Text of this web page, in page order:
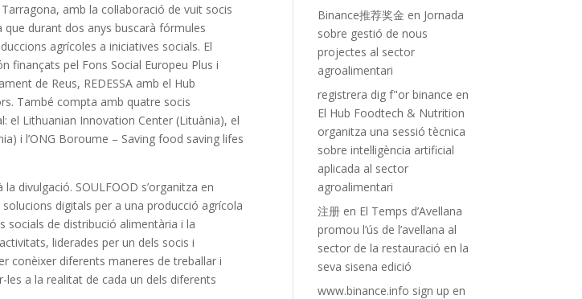
amb la col·laboració de vuit socis
durant dos anys buscarà fórmules
agrícoles a iniciatives socials. El
finançats pel Fons Social Europeu Plus i
de Reus, REDESSA amb el Hub
També compta amb quatre socis
el Lithuanian Innovation Center (Lituània), el
i l’ONG Boroume – Saving food saving lifes
divulgació. SOULFOOD s’organitza en
digitals per a una producció agrícola
socials de distribució alimentària i la
liderades per un dels socis i
conèixer diferents maneres de treballar i
a la realitat de cada un dels diferents
Binance推荐奖金 en Jornada
sobre gestió de nous
projectes al sector
agroalimentari
registrera dig f"or binance en
El Hub Foodtech & Nutrition
organitza una sessió tècnica
sobre intel·ligència artificial
aplicada al sector
agroalimentari
注册 en El Temps d’Avellana
promou l’ús de l’avellana al
sector de la restauració en la
seva sisena edició
www.binance.info sign up en